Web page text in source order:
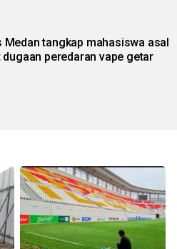
Medan tangkap mahasiswa asal
peredaran vape getar